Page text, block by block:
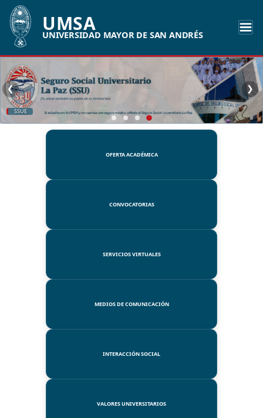
UMSA
UNIVERSIDAD MAYOR DE SAN ANDRÉS
SSUE
❮ ❯
OFERTA ACADÉMICA
CONVOCATORIAS
SERVICIOS VIRTUALES
MEDIOS DE COMUNICACIÓN
INTERACCIÓN SOCIAL
VALORES UNIVERSITARIOS